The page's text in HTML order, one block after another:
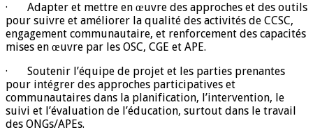
· Adapter et mettre en œuvre des approches et des outils
pour suivre et améliorer la qualité des activités de CCSC,
engagement communautaire, et renforcement des capacités
mises en œuvre par les OSC, CGE et APE.
· Soutenir l’équipe de projet et les parties prenantes
pour intégrer des approches participatives et
communautaires dans la planification, l’intervention, le
suivi et l’évaluation de l’éducation, surtout dans le travail
des ONGs/APEs.